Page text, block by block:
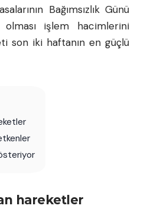
Bağımsızlık Günü
işlem hacimlerini
son iki haftanın en güçlü
hareketler